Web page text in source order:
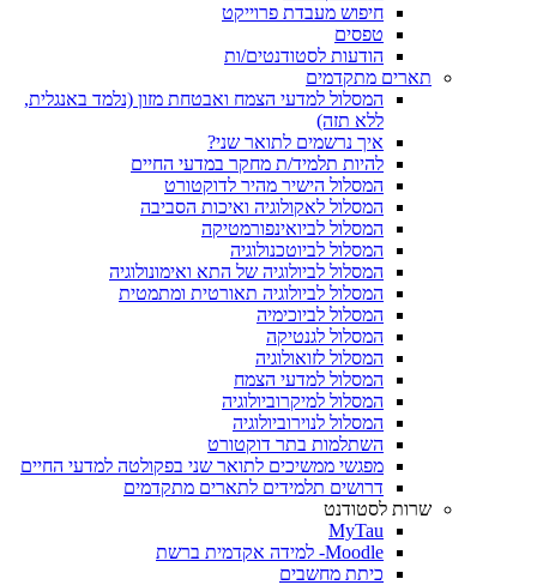
חיפוש מעבדת פרוייקט
טפסים
הודעות לסטודנטים/ות
תארים מתקדמים
המסלול למדעי הצמח ואבטחת מזון (נלמד באנגלית,
ללא תזה)
איך נרשמים לתואר שני?
להיות תלמיד/ת מחקר במדעי החיים
המסלול הישיר מהיר לדוקטורט
המסלול לאקולוגיה ואיכות הסביבה
המסלול לביואינפורמטיקה
המסלול לביוטכנולוגיה
המסלול לביולוגיה של התא ואימונולוגיה
המסלול לביולוגיה תאורטית ומתמטית
המסלול לביוכימיה
המסלול לגנטיקה
המסלול לזואולוגיה
המסלול למדעי הצמח
המסלול למיקרוביולוגיה
המסלול לנוירוביולוגיה
השתלמות בתר דוקטורט
מפגשי ממשיכים לתואר שני בפקולטה למדעי החיים
דרושים תלמידים לתארים מתקדמים
שרות לסטודנט
MyTau
Moodle- למידה אקדמית ברשת
כיתת מחשבים